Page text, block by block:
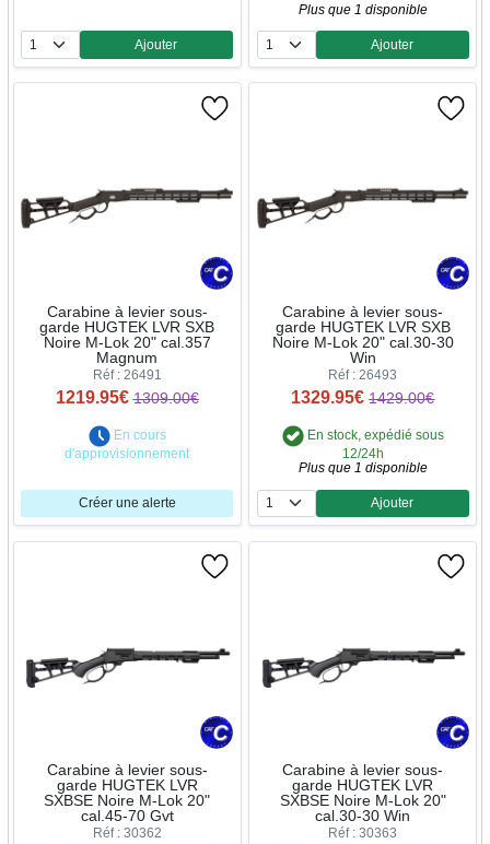
Quantité
Ajouter
Plus que 1 disponible
Quantité
Ajouter
Carabine à levier sous-
garde HUGTEK LVR SXB
Noire M-Lok 20" cal.357
Magnum
Réf : 26491
1219.95€ 1309.00€
En cours
d'approvisionnement
Créer une alerte
Carabine à levier sous-
garde HUGTEK LVR SXB
Noire M-Lok 20" cal.30-30
Win
Réf : 26493
1329.95€ 1429.00€
En stock, expédié sous
12/24h
Plus que 1 disponible
Quantité
Ajouter
Carabine à levier sous-
garde HUGTEK LVR
SXBSE Noire M-Lok 20"
cal.45-70 Gvt
Réf : 30362
Carabine à levier sous-
garde HUGTEK LVR
SXBSE Noire M-Lok 20"
cal.30-30 Win
Réf : 30363